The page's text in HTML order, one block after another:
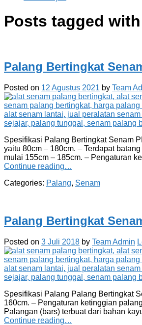
Posts tagged
Palang Bertingkat
Posted on 12 Agustus 2021 by Team
Spesifikasi Palang Bertingkat Senam
yaitu 80cm – 180cm. – Terdapat
mulai 155cm – 185cm. – Pengaturan
Continue reading…
Categories: Palang, Senam
Palang Bertingkat
Posted on 3 Juli 2018 by Team Admin
Spesifikasi Palang Palang Bertingkat
160cm. – Pengaturan ketinggian
Palangan (bars) terbuat dari bahan
Continue reading…